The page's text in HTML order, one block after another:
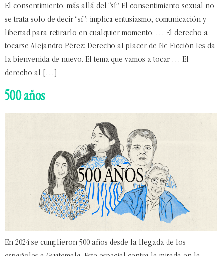
El consentimiento: más allá del “sí” El consentimiento sexual no
se trata solo de decir “sí”: implica entusiasmo, comunicación y
libertad para retirarlo en cualquier momento. … El derecho a
tocarse Alejandro Pérez: Derecho al placer de No Ficción les da
la bienvenida de nuevo. El tema que vamos a tocar … El
derecho al […]
500 años
En 2024 se cumplieron 500 años desde la llegada de los